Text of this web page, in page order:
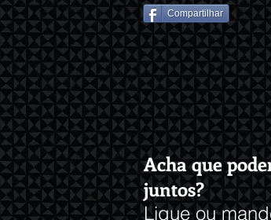
Compartilhar
Acha que
juntos?
Ligue ou